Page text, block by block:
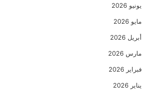
يونيو 2026
مايو 2026
أبريل 2026
مارس 2026
فبراير 2026
يناير 2026